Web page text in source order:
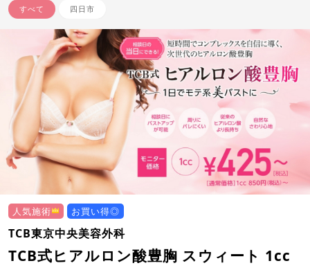
すべて 四日市
人気施術 お買い得◎
TCB東京中央美容外科
TCB式ヒアルロン酸豊胸 スウィート 1cc